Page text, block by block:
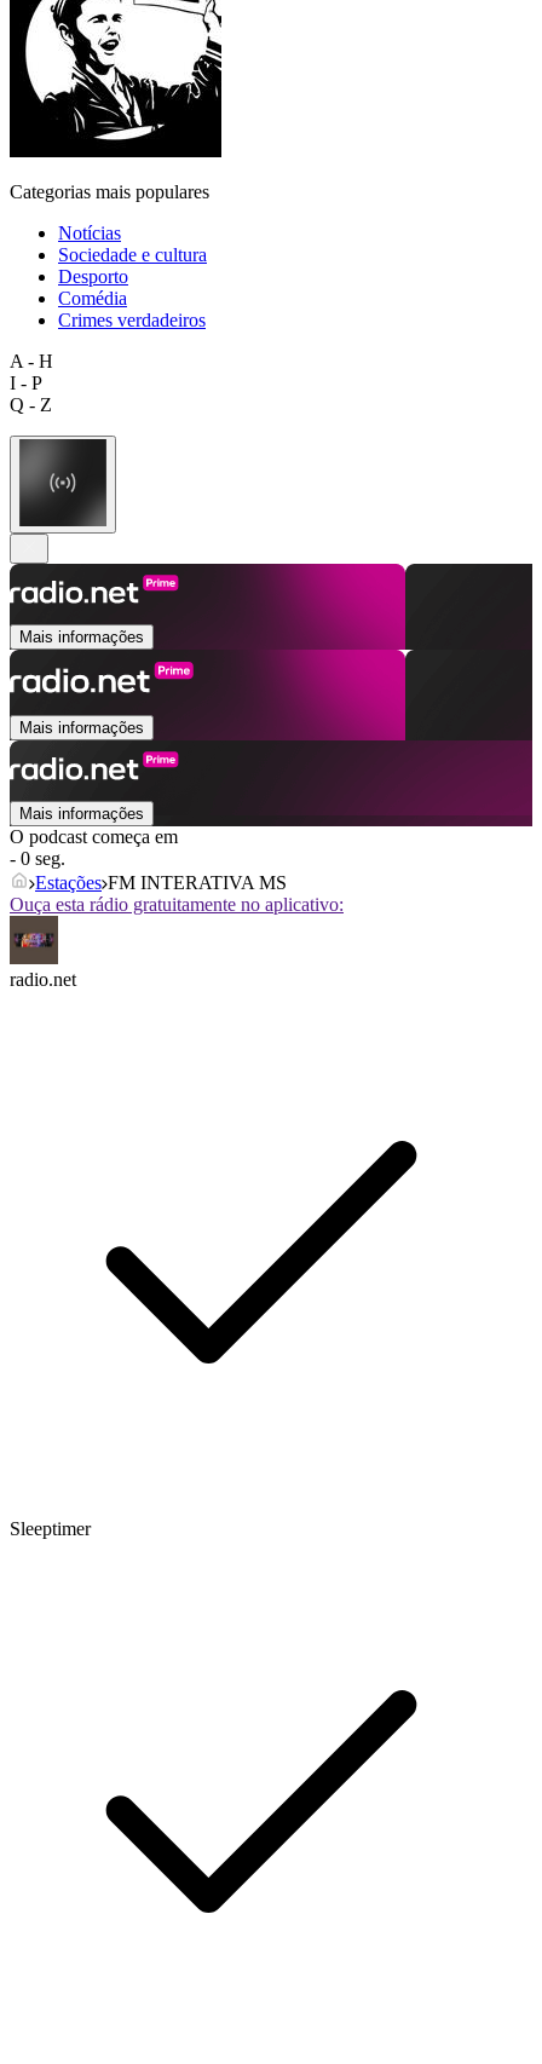
Categorias mais populares
Notícias
Sociedade e cultura
Desporto
Comédia
Crimes verdadeiros
A - H
I - P
Q - Z
Mais informações
Mais informações
Mais informações
O podcast começa em
- 0 seg.
Estações FM INTERATIVA MS
Ouça esta rádio gratuitamente no aplicativo:
radio.net
Sleeptimer